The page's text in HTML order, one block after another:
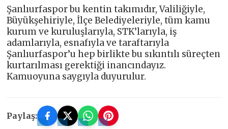
Şanlıurfaspor bu kentin takımıdır, Valiliğiyle,
Büyükşehiriyle, İlçe Belediyeleriyle, tüm kamu
kurum ve kuruluşlarıyla, STK’larıyla, iş
adamlarıyla, esnafıyla ve taraftarıyla
Şanlıurfaspor’u hep birlikte bu sıkıntılı süreçten
kurtarılması gerektiği inancındayız.
Kamuoyuna saygıyla duyurulur.
Paylaş: